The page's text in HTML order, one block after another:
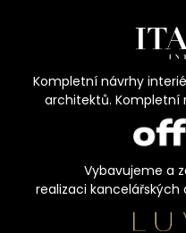
Kompletní návrhy
architektů. Kompletní
Vybavujeme a
realizaci